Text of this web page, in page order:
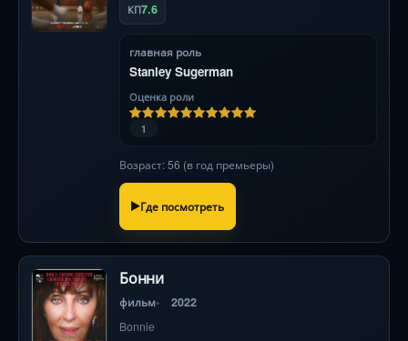
КП7.6
главная роль
Stanley Sugerman
Оценка роли
1
Возраст: 56 (в год премьеры)
Где посмотреть
Бонни
фильм 2022
Bonnie